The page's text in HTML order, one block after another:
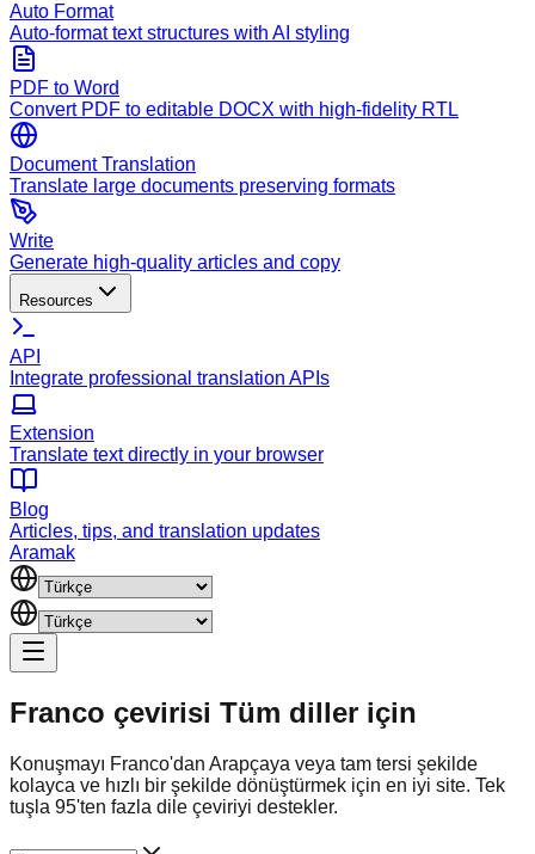
Auto Format
Auto-format text structures with AI styling
PDF to Word
Convert PDF to editable DOCX with high-fidelity RTL
Document Translation
Translate large documents preserving formats
Write
Generate high-quality articles and copy
Resources
API
Integrate professional translation APIs
Extension
Translate text directly in your browser
Blog
Articles, tips, and translation updates
Aramak
Franco çevirisi Tüm diller için
Konuşmayı Franco'dan Arapçaya veya tam tersi şekilde
kolayca ve hızlı bir şekilde dönüştürmek için en iyi site. Tek
tuşla 95'ten fazla dile çeviriyi destekler.